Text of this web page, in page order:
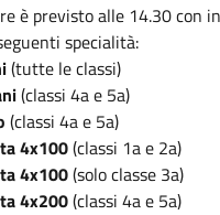
è previsto alle 14.30 con in
specialità:
(tutte le classi)
(classi 4a e 5a)
(classi 4a e 5a)
4x100(classi 1a e 2a)
4x100(solo classe 3a)
4x200(classi 4a e 5a)